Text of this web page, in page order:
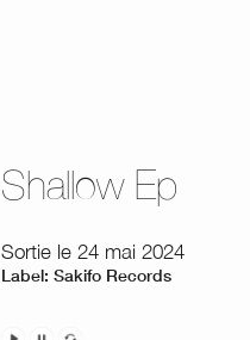
Shallow Ep
Sortie le 24 mai 2024
Label: Sakifo Records